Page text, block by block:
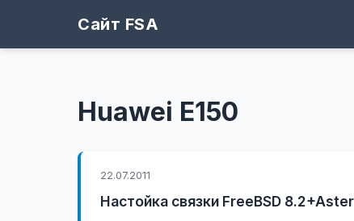
Сайт FSA
Huawei E150
22.07.2011
Настойка связки FreeBSD